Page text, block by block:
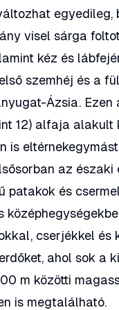
egyedileg,
visel sárga
kéz és
szemhéj és a
Ázsia.
12) alfaja alakult
is
az
patakok és
cserjékkel
ahol sok a
m közötti
is megtalálható.